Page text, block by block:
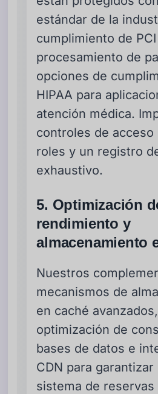
estándar de la
cumplimiento de
procesamiento de
opciones de
HIPAA para
atención médica.
controles de acceso
roles y un registro
exhaustivo.
5. Optimización
rendimiento y
almacenamiento
Nuestros
mecanismos de
en caché avanzados,
optimización de
bases de datos e
CDN para garantizar
sistema de